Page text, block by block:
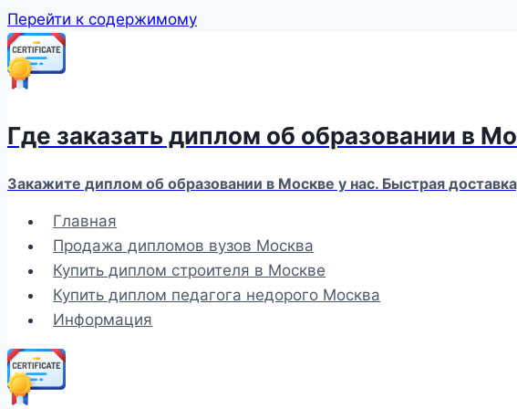
Перейти к содержимому
Где заказать диплом об образовании в
Закажите диплом об образовании в Москве у нас. Быстрая
Главная
Продажа дипломов вузов Москва
Купить диплом строителя в Москве
Купить диплом педагога недорого Москва
Информация